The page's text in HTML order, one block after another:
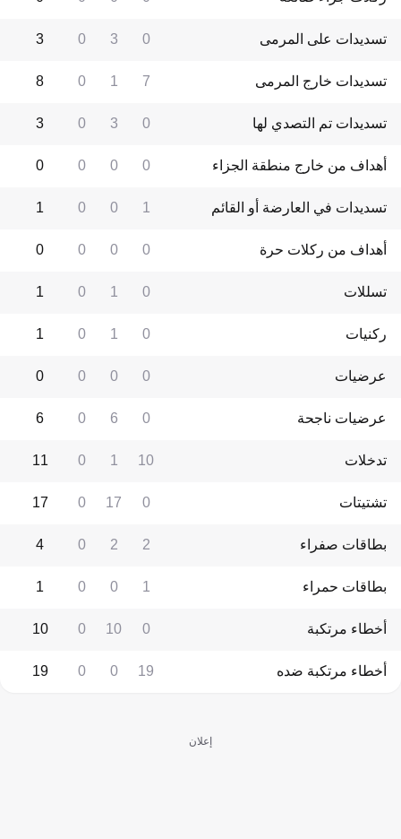
تسديدات على المرمى 0
3
0
3
تسديدات خارج المرمى 7
1
0
8
تسديدات تم التصدي لها 0
3
0
3
أهداف من خارج منطقة الجزاء 0
0
0
0
تسديدات في العارضة أو القائم 1
0
0
1
أهداف من ركلات حرة 0
0
0
0
تسللات 0
1
0
1
ركنيات 0
1
0
1
عرضيات 0
0
0
0
عرضيات ناجحة 0
6
0
6
تدخلات 10
1
0
11
تشتيتات 0
17
0
17
بطاقات صفراء 2
2
0
4
بطاقات حمراء 1
0
0
1
أخطاء مرتكبة 0
10
0
10
أخطاء مرتكبة ضده 19
0
0
19
إعلان